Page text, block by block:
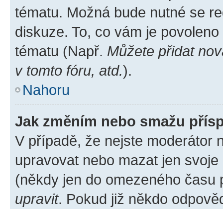
tématu. Možná bude nutné se
diskuze. To, co vám je
tématu (Např. Můžete přidat
v tomto fóru, atd.).
Nahoru
Jak změním nebo smažu
V případě, že nejste moderátor
upravovat nebo mazat jen
(někdy jen do omezeného
upravit. Pokud již někdo